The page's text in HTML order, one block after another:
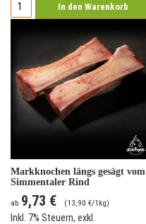
In den Warenkorb
Markknochen längs gesägt vom
Simmentaler Rind
ab 9,73 € (13,90 €/1kg)
Inkl. 7% Steuern, exkl.